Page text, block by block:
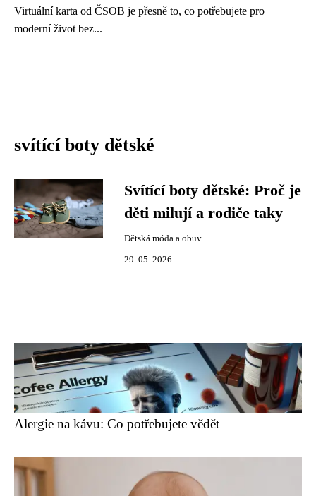
Virtuální karta od ČSOB je přesně to, co potřebujete pro
moderní život bez...
svítící boty dětské
Svítící boty dětské: Proč je
děti milují a rodiče taky
Dětská móda a obuv
29. 05. 2026
Alergie na kávu: Co potřebujete vědět